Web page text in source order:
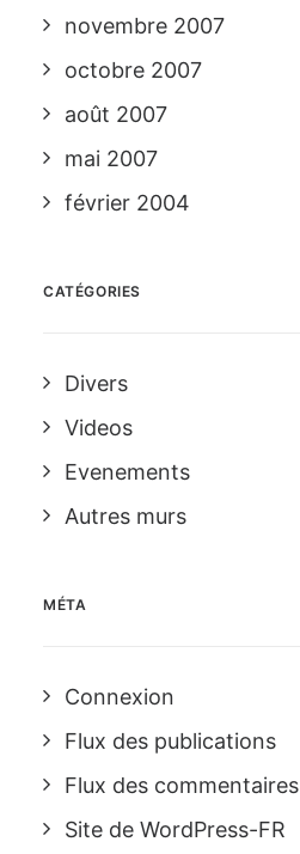
novembre 2007
octobre 2007
août 2007
mai 2007
février 2004
CATÉGORIES
Divers
Videos
Evenements
Autres murs
MÉTA
Connexion
Flux des publications
Flux des commentaires
Site de WordPress-FR